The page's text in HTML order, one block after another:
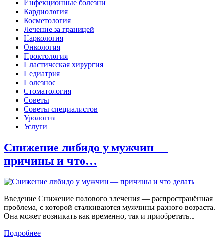
Инфекционные болезни
Кардиология
Косметология
Лечение за границей
Наркология
Онкология
Проктология
Пластическая хирургия
Педиатрия
Полезное
Стоматология
Советы
Советы специалистов
Урология
Услуги
Снижение либидо у мужчин —
причины и что…
Введение Снижение полового влечения — распространённая
проблема, с которой сталкиваются мужчины разного возраста.
Она может возникать как временно, так и приобретать...
Подробнее